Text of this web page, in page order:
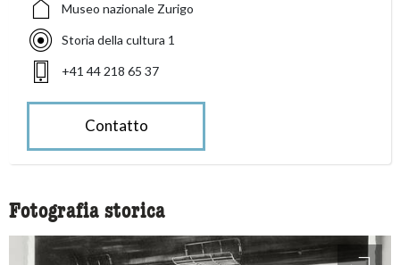
Museo nazionale Zurigo
Storia della cultura 1
+41 44 218 65 37
Contatto
Fotografia storica